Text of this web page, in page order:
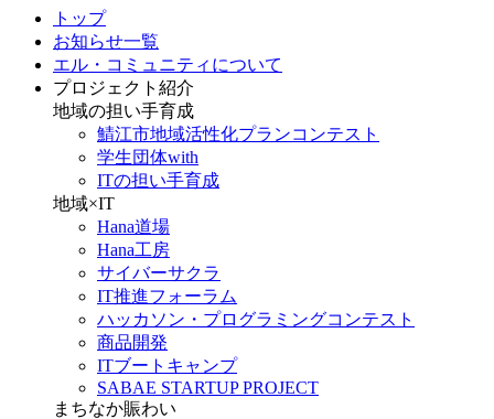
トップ
お知らせ一覧
エル・コミュニティについて
プロジェクト紹介
地域の担い手育成
鯖江市地域活性化プランコンテスト
学生団体with
ITの担い手育成
地域×IT
Hana道場
Hana工房
サイバーサクラ
IT推進フォーラム
ハッカソン・プログラミングコンテスト
商品開発
ITブートキャンプ
SABAE STARTUP PROJECT
まちなか賑わい